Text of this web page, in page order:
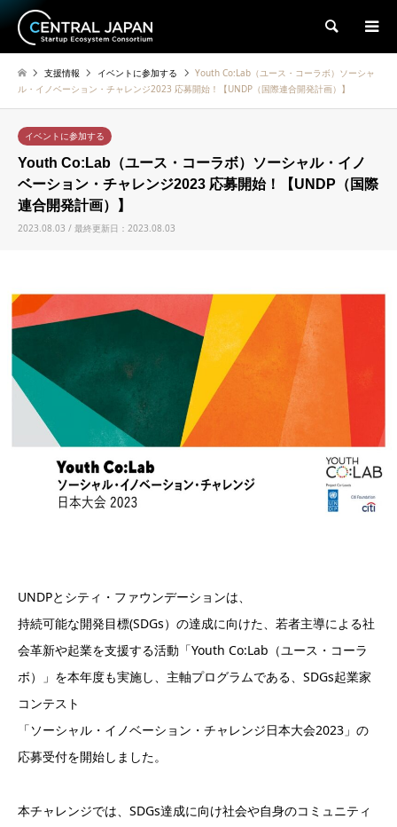
検索
支援情報 イベントに参加する
Youth Co:Lab（ユース・コーラボ）ソーシャ
ル・イノベーション・チャレンジ2023 応募開始！【UNDP（国際連合開発計画）】
イベントに参加する
Youth Co:Lab（ユース・コーラボ）ソーシャル・イノ
ベーション・チャレンジ2023 応募開始！【UNDP（国際
連合開発計画）】
2023.08.03 / 最終更新日：2023.08.03
UNDPとシティ・ファウンデーションは、
持続可能な開発目標(SDGs）の達成に向けた、若者主導による社
会革新や起業を支援する活動「Youth Co:Lab（ユース・コーラ
ボ）」を本年度も実施し、主軸プログラムである、SDGs起業家
コンテスト
「ソーシャル・イノベーション・チャレンジ日本大会2023」の
応募受付を開始しました。
本チャレンジでは、SDGs達成に向け社会や自身のコミュニティ